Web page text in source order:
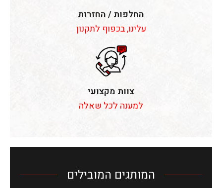
החלפות / החזרות
עלינו, בכפוף לתקנון
צוות מקצועי
למענה לכל שאלה
המותגים המובילים